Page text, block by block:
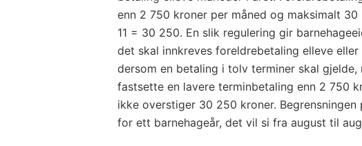
enn 2 750 kroner per måned og maksimalt
11 = 30 250. En slik regulering gir
det skal innkreves foreldrebetaling elleve
dersom en betaling i tolv terminer skal gjelde,
fastsette en lavere terminbetaling enn 2 750
ikke overstiger 30 250 kroner.
for ett barnehageår, det vil si fra august til